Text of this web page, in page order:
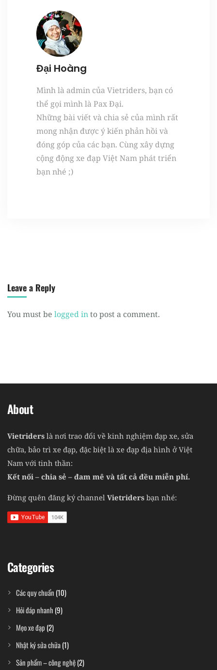
Đại Hoàng
Mình là admin của Vietriders, bạn có
thể gọi mình là Pax Đại.
Những bài viết và chia sẻ của mình rất
mong nhận được ý kiến phản hồi và
đóng góp của các bạn. Cùng xây dựng
cộng động xe đạp Việt Nam phát triển
bạn nhé ;)
Leave a Reply
You must be logged into post a comment.
About
Vietriders là nơi trao đổi về kinh nghiệm đạp xe, sửa
chữa, bảo trì xe đạp, đặc biệt là xe đạp địa hình ở Việt
Nam với tinh thần:
Kết nối – chia sẻ – đam mê và tất cả đều miễn phí.
Đừng quên đăng ký channel Vietriders bạn nhé:
Categories
Các quy chuẩn (10)
Hỏi đáp nhanh (9)
Mẹo xe đạp (2)
Nhật ký sửa chữa(1)
Sản phẩm – công nghệ(2)